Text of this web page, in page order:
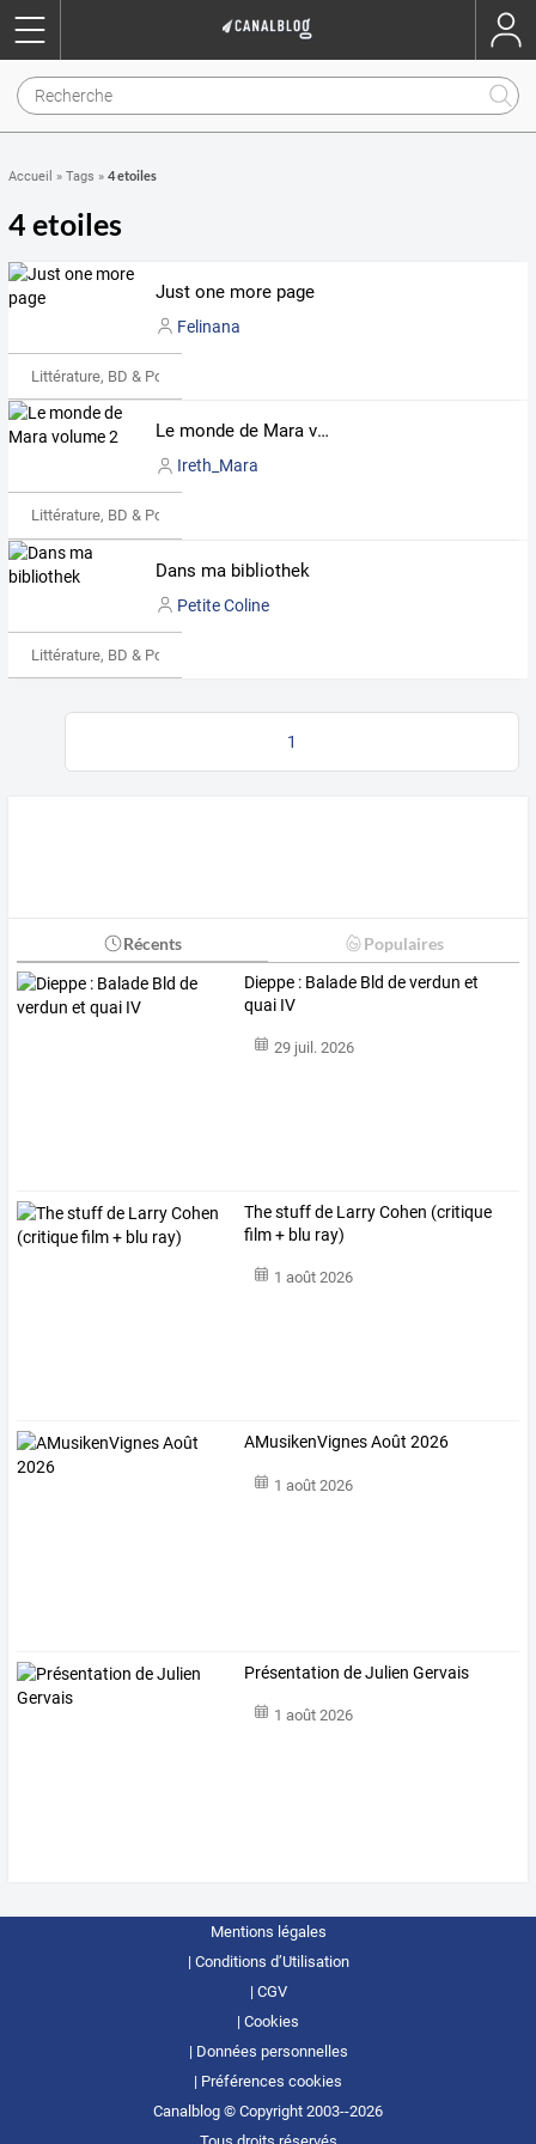
Accueil » Tags » 4 etoiles
4 etoiles
Just one more page
Felinana
Littérature, BD & Poésie
Le monde de Mara volume 2
Ireth_Mara
Littérature, BD & Poésie
Dans ma bibliothek
Petite Coline
Littérature, BD & Poésie
1
Récents Populaires
Dieppe : Balade Bld de verdun et
quai IV
29 juil. 2026
The stuff de Larry Cohen (critique
film + blu ray)
1 août 2026
AMusikenVignes Août 2026
1 août 2026
Présentation de Julien Gervais
1 août 2026
Mentions légales
Conditions d’Utilisation
CGV
Cookies
Données personnelles
Préférences cookies
Canalblog © Copyright 2003--2026